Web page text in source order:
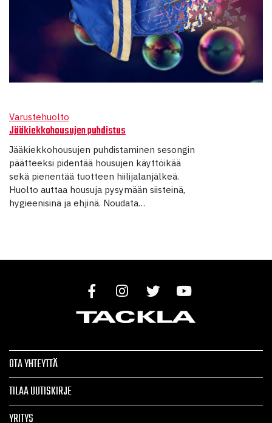
Varustehuolto
Jääkiekkohousujen puhdistus
Jääkiekkohousujen puhdistaminen sesongin
päätteeksi pidentää housujen käyttöikää
sekä pienentää tuotteen hiilijalanjälkeä.
Huolto auttaa housuja pysymään siisteinä,
hygieenisinä ja ehjinä. Noudata…
OTA YHTEYTTÄ
TILAA UUTISKIRJE
YRITYS